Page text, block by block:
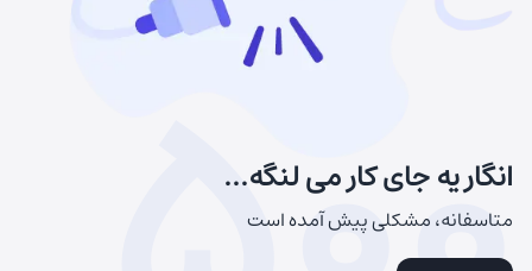
انگار یه جای کار می لنگه...
متاسفانه، مشکلی پیش آمده است